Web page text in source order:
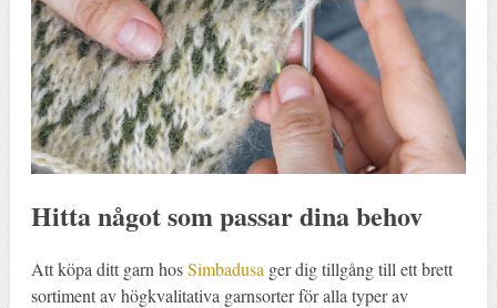
Hitta något som passar dina behov
Att köpa ditt garn hosSimbadusa ger dig tillgång till ett brett
sortiment av högkvalitativa garnsorter för alla typer av